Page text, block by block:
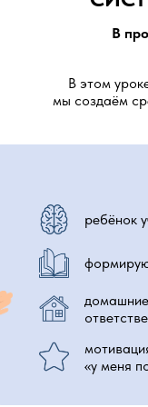
В этом
мы создаём
В
«у меня
домашние
ребёнок